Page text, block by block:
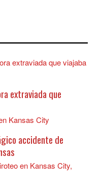
extraviada que
accidente de